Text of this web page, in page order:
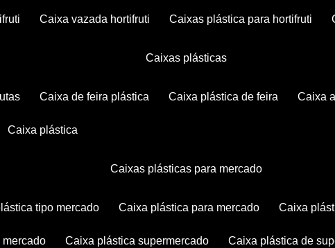
caixa vazada hortifruti caixas plástica para hortifruti
caixas plásticas
caixa de feira plástica caixa plástica de feira caixa
caixa plástica
caixas plásticas para mercado
tipo mercado caixa plástica para mercado caixa
mercado caixa plástica supermercado caixa plástica de